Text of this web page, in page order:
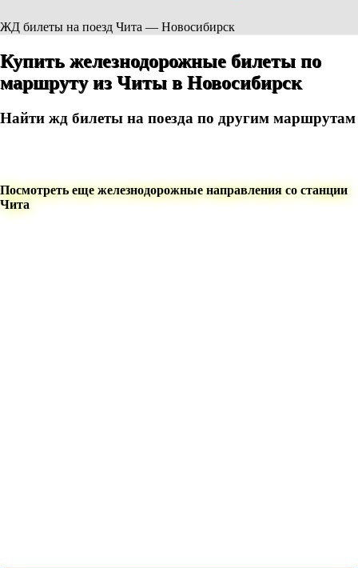
ЖД билеты на поезд Чита — Новосибирск
Купить железнодорожные билеты по
маршруту из Читы в Новосибирск
Найти жд билеты на поезда по другим маршрутам
Посмотреть еще железнодорожные направления со станции
Чита